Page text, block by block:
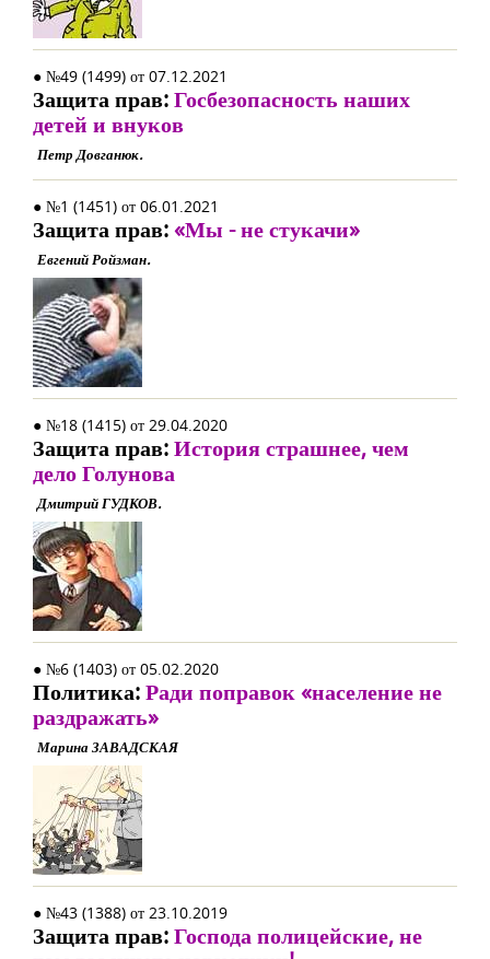
● №49 (1499) от 07.12.2021
Защита прав:Госбезопасность наших
детей и внуков
Петр Довганюк.
● №1 (1451) от 06.01.2021
Защита прав:«Мы - не стукачи»
Евгений Ройзман.
● №18 (1415) от 29.04.2020
Защита прав:История страшнее, чем
дело Голунова
Дмитрий ГУДКОВ.
● №6 (1403) от 05.02.2020
Политика:Ради поправок «население не
раздражать»
Марина ЗАВАДСКАЯ
● №43 (1388) от 23.10.2019
Защита прав:Господа полицейские, не